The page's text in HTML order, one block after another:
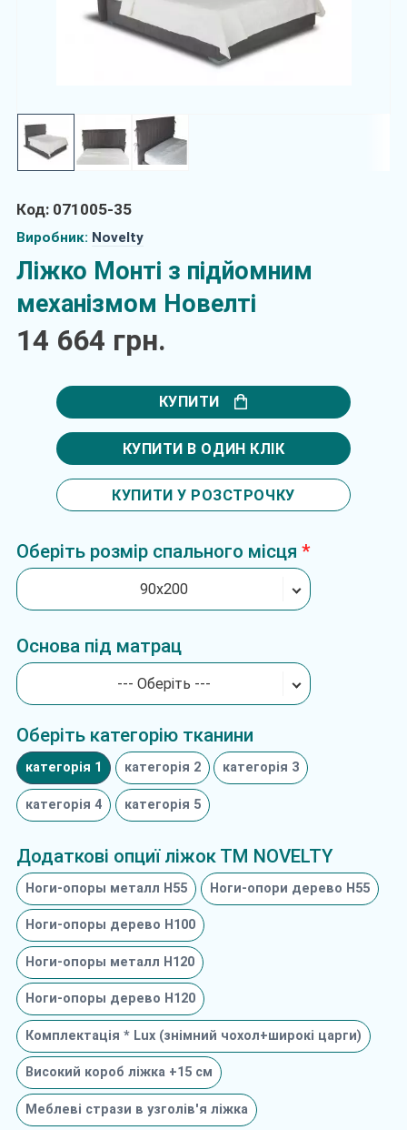
Код: 071005-35
Виробник: Novelty
Ліжко Монті з підйомним
механізмом Новелті
14 664 грн.
КУПИТИ
КУПИТИ В ОДИН КЛІК
КУПИТИ У РОЗСТРОЧКУ
Оберіть розмір спального місця
90х200
Основа під матрац
--- Оберіть ---
Оберіть категорію тканини
категорія 1 категорія 2 категорія 3
категорія 4 категорія 5
Додаткові опциї ліжок ТМ NOVELTY
Ноги-опоры металл Н55 Ноги-опори дерево Н55
Ноги-опоры дерево Н100
Ноги-опоры металл Н120
Ноги-опоры дерево Н120
Комплектація * Lux (знімний чохол+широкі царги)
Високий короб ліжка +15 см
Меблеві стрази в узголів'я ліжка